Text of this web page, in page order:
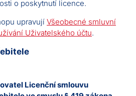
o poskytnutí licence.
upravují Všeobecné smluvní
Uživatelského účtu.
Licenční smlouvu